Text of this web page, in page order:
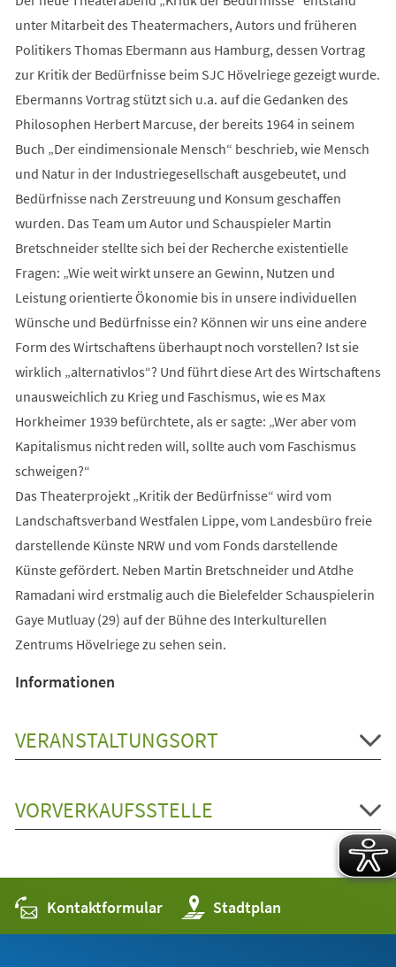
unter Mitarbeit des Theatermachers, Autors und früheren
Politikers Thomas Ebermann aus Hamburg, dessen Vortrag
zur Kritik der Bedürfnisse beim SJC Hövelriege gezeigt wurde.
Ebermanns Vortrag stützt sich u.a. auf die Gedanken des
Philosophen Herbert Marcuse, der bereits 1964 in seinem
Buch „Der eindimensionale Mensch“ beschrieb, wie Mensch
und Natur in der Industriegesellschaft ausgebeutet, und
Bedürfnisse nach Zerstreuung und Konsum geschaffen
wurden. Das Team um Autor und Schauspieler Martin
Bretschneider stellte sich bei der Recherche existentielle
Fragen: „Wie weit wirkt unsere an Gewinn, Nutzen und
Leistung orientierte Ökonomie bis in unsere individuellen
Wünsche und Bedürfnisse ein? Können wir uns eine andere
Form des Wirtschaftens überhaupt noch vorstellen? Ist sie
wirklich „alternativlos“? Und führt diese Art des Wirtschaftens
unausweichlich zu Krieg und Faschismus, wie es Max
Horkheimer 1939 befürchtete, als er sagte: „Wer aber vom
Kapitalismus nicht reden will, sollte auch vom Faschismus
schweigen?“
Das Theaterprojekt „Kritik der Bedürfnisse“ wird vom
Landschaftsverband Westfalen Lippe, vom Landesbüro freie
darstellende Künste NRW und vom Fonds darstellende
Künste gefördert. Neben Martin Bretschneider und Atdhe
Ramadani wird erstmalig auch die Bielefelder Schauspielerin
Gaye Mutluay (29) auf der Bühne des Interkulturellen
Zentrums Hövelriege zu sehen sein.
Informationen
VERANSTALTUNGSORT
VORVERKAUFSSTELLE
Kontaktformular Stadtplan
(Öffnet
in
einem